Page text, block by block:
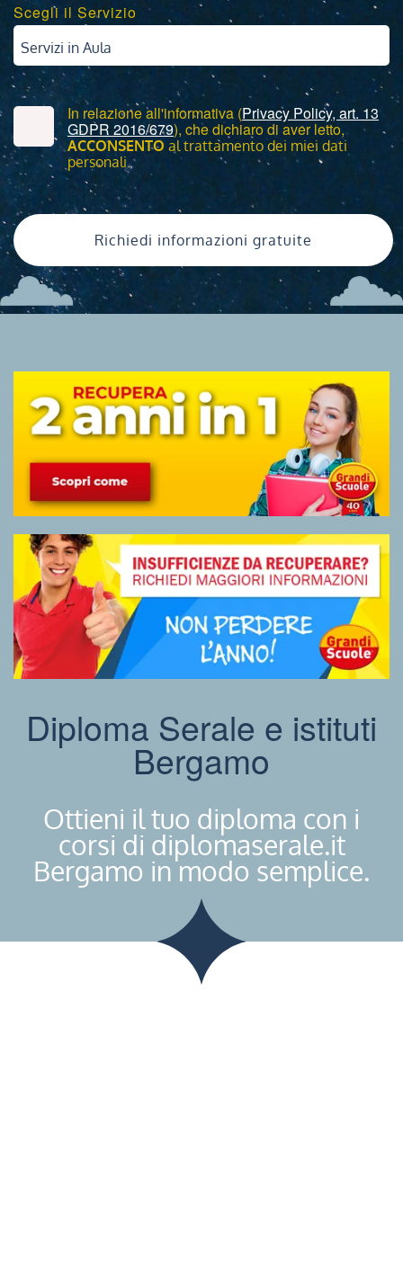
Scegli il Servizio
Servizi in Aula
In relazione all'informativa (Privacy Policy, art. 13
GDPR 2016/679), che dichiaro di aver letto,
ACCONSENTO al trattamento dei miei dati
personali.
Diploma Serale e istituti
Bergamo
Ottieni il tuo diploma con i
corsi di diplomaserale.it
Bergamo in modo semplice.